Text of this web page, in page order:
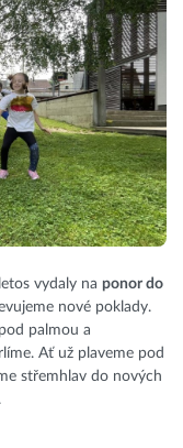
vydaly na ponor do
nové poklady.
palmou a
Ať už plaveme pod
střemhlav do nových